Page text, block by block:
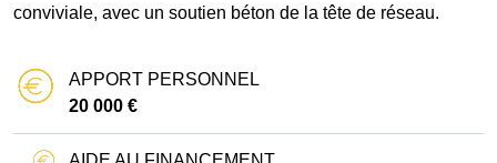
conviviale, avec un soutien béton de la tête de réseau.
APPORT PERSONNEL
20 000 €